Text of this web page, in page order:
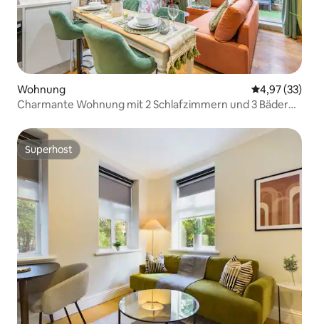
Wohnung
4,97 (33)
Charmante Wohnung mit 2 Schlafzimmern und 3 Bädern
Superhost
Superhost